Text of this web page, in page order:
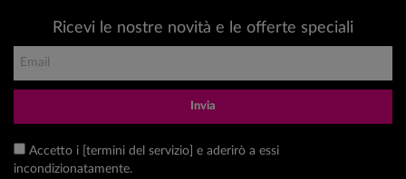
Ricevi le nostre novità e le offerte speciali
Invia
Accetto i [termini del servizio] e aderirò a essi
incondizionatamente.